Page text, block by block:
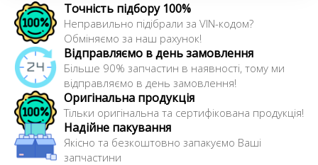
Точність підбору 100%
Неправильно підібрали за VIN-кодом?
Обміняємо за наш рахунок!
Відправляємо в день замовлення
Більше 90% запчастин в наявності, тому ми
відправляємо в день замовлення!
Оригінальна продукція
Тільки оригінальна та сертифікована продукція!
Надійне пакування
Якісно та безкоштовно запакуємо Ваші
запчастини